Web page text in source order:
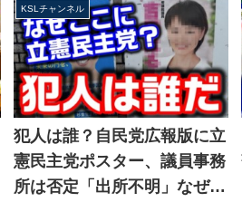
KSLチャンネル
犯人は誰？自民党広報版に立
憲民主党ポスター、議員事務
所は否定「出所不明」なぜか